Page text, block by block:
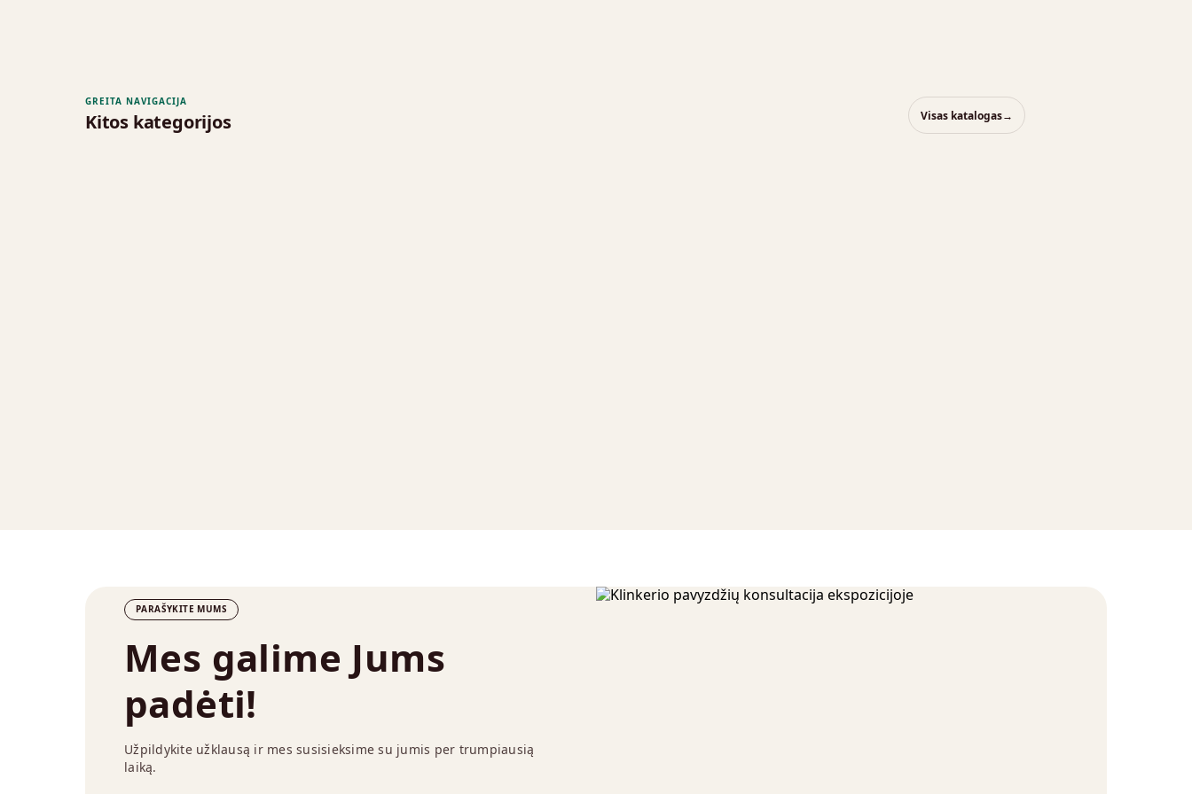
GREITA NAVIGACIJA
Kitos kategorijos Visas katalogas→
PARAŠYKITE MUMS
Mes galime Jums
padėti!
Užpildykite užklausą ir mes susisieksime su jumis per trumpiausią
laiką.